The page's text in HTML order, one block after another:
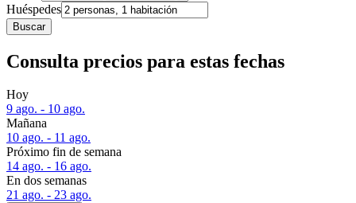
Huéspedes
Buscar
Consulta precios para estas fechas
Hoy
9 ago. - 10 ago.
Mañana
10 ago. - 11 ago.
Próximo fin de semana
14 ago. - 16 ago.
En dos semanas
21 ago. - 23 ago.